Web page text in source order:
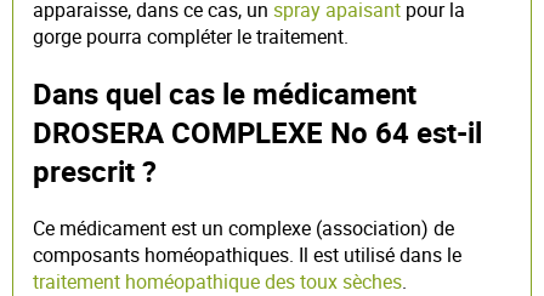
apparaisse, dans ce cas, un spray apaisant pour la
gorge pourra compléter le traitement.
Dans quel cas le médicament
DROSERA COMPLEXE No 64 est-il
prescrit ?
Ce médicament est un complexe (association) de
composants homéopathiques. Il est utilisé dans le
traitement homéopathique des toux sèches.